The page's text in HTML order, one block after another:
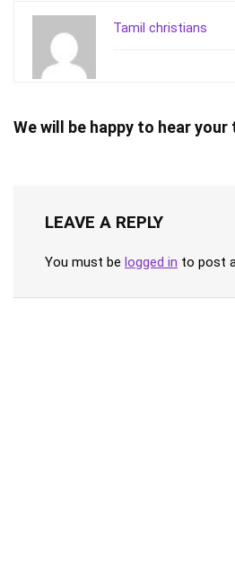
Tamil christians
We will be happy to hear
LEAVE A REPLY
You must be logged in to post